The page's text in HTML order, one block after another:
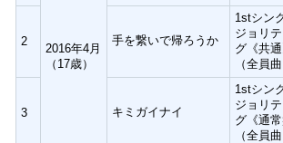
2016年4月
（17歳）
2 手を繋いで帰ろうか
1stシン
ジョリ
グ《共通
（全員
3 キミガイナイ
1stシン
ジョリ
グ《通常
（全員曲